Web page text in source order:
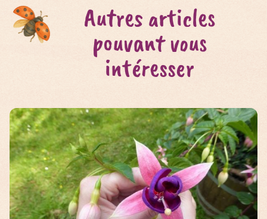
Autres articles
pouvant vous
intéresser